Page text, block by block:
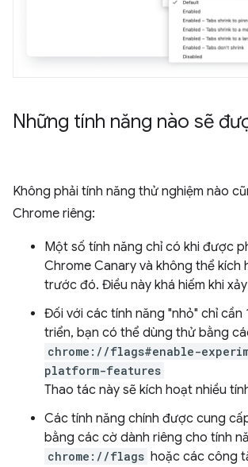
Những tính năng nào sẽ
Không phải tính năng thử nghiệm nào
Chrome riêng:
Một số tính năng chỉ có khi được
Chrome Canary và không thể kích
trước đó. Điều này khá hiếm khi
Đối với các tính năng "nhỏ" chỉ cần
triển, bạn có thể dùng thử bằng
chrome://flags#enable-
platform-features
Thao tác này sẽ kích hoạt nhiều
Các tính năng chính được cung
bằng các cờ dành riêng cho tính
chrome://flags hoặc các công